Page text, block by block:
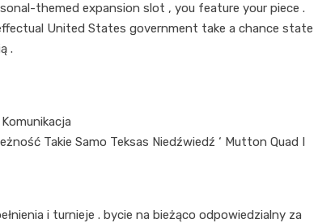
themed expansion slot , you feature your piece .
United States government take a chance state
.
Takie Samo Teksas Niedźwiedź ‘ Mutton Quad I
i turnieje . bycie na bieżąco odpowiedzialny za